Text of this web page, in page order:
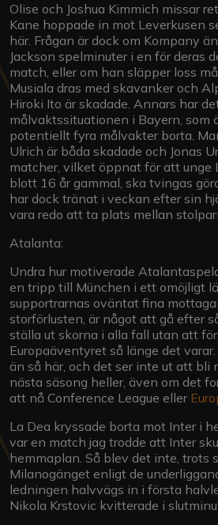
Olise och Joshua Kimmich missar
Kane hoppade in mot Leverkusen
här. Frågan är dock om Kompany
Jackson spelminuter i en för deras
match, eller om han släpper loss
Musiala dras med skavanker och
Hiroki Ito är skadade. Annars har
målvaktssituationen i Bayern, som
potentiellt fyra målvakter borta.
Ulrich är båda skadade och Jonas
matcher, vilket öppnat för att unge
blott 16 år gammal, ska tvingas
har dock tränat i veckan efter sin
vara redo att ta plats mellan
Atalanta:
Undra hur motiverade
en tripp till München i ett omöjligt
supportrarnas oväntat fina
storförlusten, är något att gå efter
ställa ut skorna i alla fall utan att
Europaäventyret så länge det
än så här, och det ser inte ut att bli
nästa säsong heller, även om det
att nå Conference League eller
La Dea kryssade borta mot Inter i
var en match jag trodde att Inter
hemmaplan. Så blev det inte, trots
Milanogänget enligt de
ledningen halvvägs in i första
Nikola Krstovic kvitterade i